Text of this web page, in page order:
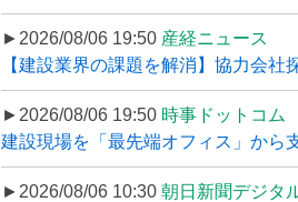
►2026/08/06 19:50 産経ニュース
【建設業界の課題を解消】協力会社
►2026/08/06 19:50 時事ドットコム
建設現場を「最先端オフィス」から
►2026/08/06 10:30 朝日新聞デジタ